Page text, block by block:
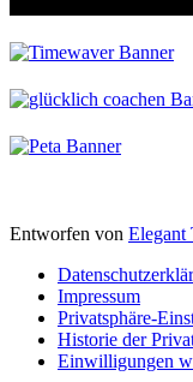
Entworfen von Elegant
Impressum
Privatsphäre-
Historie der
Einwilligungen